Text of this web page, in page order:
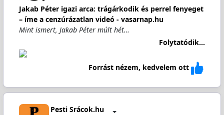
Jakab Péter igazi arca: trágárkodik és perrel fenyeget
– íme a cenzúrázatlan videó - vasarnap.hu
Mint ismert, Jakab Péter múlt hét…
Folytatódik...
Forrást nézem, kedvelem ott
Pesti Srácok.hu